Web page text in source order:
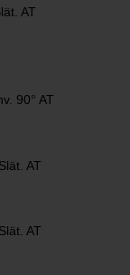
AT
90° AT
AT
AT